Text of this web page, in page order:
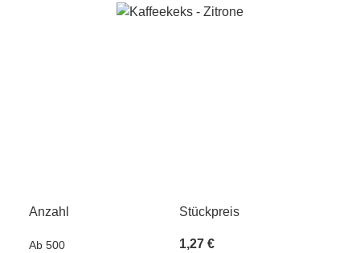
Bildergalerie überspringen
Anzahl Stückpreis
Ab 500 1,27 €